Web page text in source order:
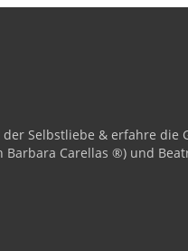
Selbstliebe & erfahre die
Barbara Carellas ®) und